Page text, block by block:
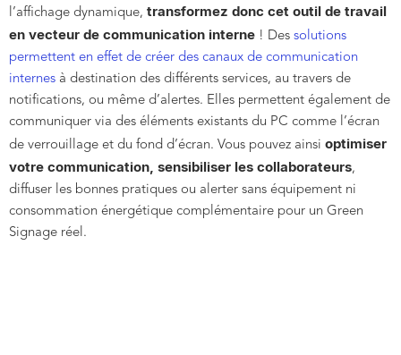
l’affichage dynamique, transformez donc cet outil de travail
en vecteur de communication interne ! Des solutions
permettent en effet de créer des canaux de communication
internes à destination des différents services, au travers de
notifications, ou même d’alertes. Elles permettent également de
communiquer via des éléments existants du PC comme l’écran
de verrouillage et du fond d’écran. Vous pouvez ainsi optimiser
votre communication, sensibiliser les collaborateurs,
diffuser les bonnes pratiques ou alerter sans équipement ni
consommation énergétique complémentaire pour un Green
Signage réel.